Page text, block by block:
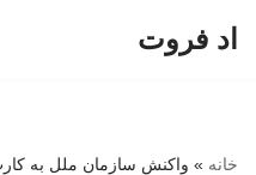
اد فروت
خانه » واکنش سازمان ملل به